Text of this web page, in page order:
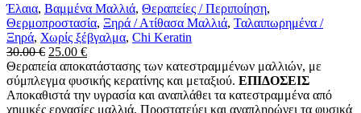
Έλαια, Βαμμένα Μαλλιά, Θεραπείες / Περιποίηση,
Θερμοπροστασία, Ξηρά / Ατίθασα Μαλλιά, Ταλαιπωρημένα /
Ξηρά, Χωρίς ξέβγαλμα, Chi Keratin
30.00€ Original
price
was:
30.00 €.
25.00 €Η
τρέχουσα
τιμή
είναι:
25.00 €.
Θεραπεία αποκατάστασης των κατεστραμμένων μαλλιών, με
σύμπλεγμα φυσικής κερατίνης και μεταξιού. ΕΠΙΔΟΣΕΙΣ
Αποκαθιστά την υγρασία και αναπλάθει τα κατεστραμμένα από
χημικές εργασίες μαλλιά. Προστατεύει και αναπληρώνει τα φυσικά